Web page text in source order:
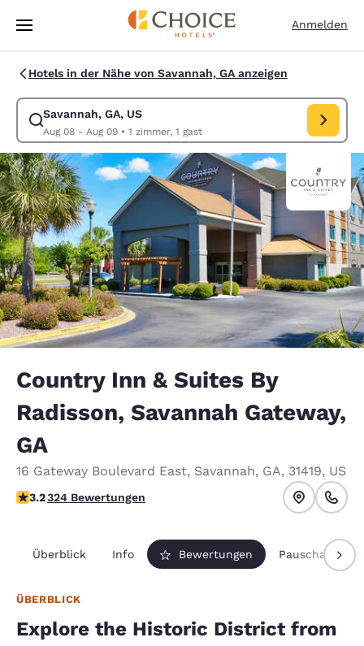
Weiter Zu Hauptinhalt
Anmelden
Hotels in der Nähe von Savannah, GA anzeigen
Savannah, GA, US
Aug 08 - Aug 09• 1 zimmer, 1 gast
Suche für Savannah, GA, US ändern. Check-in-Datum Aug 08, Check-
Country Inn & Suites By
Radisson, Savannah Gateway,
GA
16 Gateway Boulevard East, Savannah, GA, 31419, US
3.17-Sterne-Bewertung. Gut.
3.2324 Bewertungen
Überblick Info Bewertungen
ÜBERBLICK
Explore the Historic District from